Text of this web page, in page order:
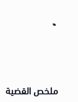
ملخص القضية